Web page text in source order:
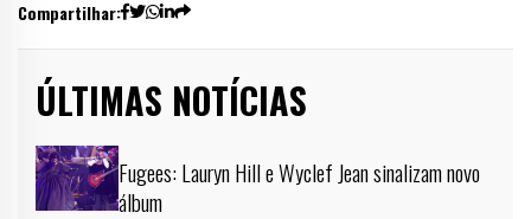
Compartilhar:
ÚLTIMAS NOTÍCIAS
Fugees: Lauryn Hill e Wyclef Jean sinalizam novo
álbum